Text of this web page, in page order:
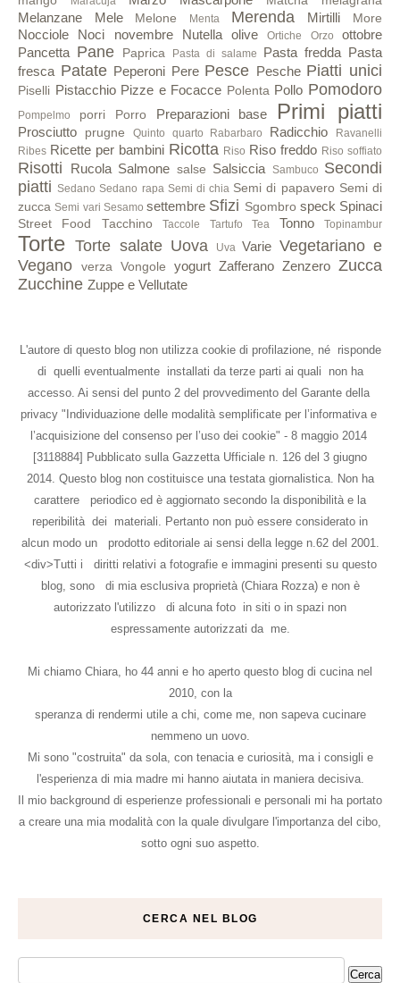
Melanzane Mele Melone Menta Merenda Mirtilli More
Nocciole Noci novembre Nutella olive Ortiche Orzo
ottobre
Pancetta Pane Paprica Pasta di salame Pasta fredda Pasta
fresca Patate Peperoni Pere Pesce Pesche Piatti unici
Piselli Pistacchio Pizze e Focacce Polenta Pollo Pomodoro
Pompelmo porri Porro Preparazioni base Primi piatti
Prosciutto prugne Quinto quarto Rabarbaro Radicchio
Ravanelli
Ribes Ricette per bambini Ricotta Riso Riso freddo Riso soffiato
Risotti Rucola Salmone salse Salsiccia Sambuco Secondi
piatti Sedano Sedano rapa Semi di chia Semi di papavero Semi di
zucca Semi vari Sesamo settembre Sfizi Sgombro speck Spinaci
Street Food Tacchino Taccole Tartufo Tea Tonno Topinambur
Torte Torte salate Uova Uva Varie Vegetariano e
Vegano
verza Vongole yogurt Zafferano Zenzero Zucca
Zucchine Zuppe e Vellutate
L'autore di questo blog non utilizza cookie di profilazione, né risponde
di quelli eventualmente installati da terze parti ai quali non ha
accesso. Ai sensi del punto 2 del provvedimento del Garante della
privacy "Individuazione delle modalità semplificate per l’informativa e
l’acquisizione del consenso per l’uso dei cookie" - 8 maggio 2014
[3118884] Pubblicato sulla Gazzetta Ufficiale n. 126 del 3 giugno
2014. Questo blog non costituisce una testata giornalistica. Non ha
carattere periodico ed è aggiornato secondo la disponibilità e la
reperibilità dei materiali. Pertanto non può essere considerato in
alcun modo un prodotto editoriale ai sensi della legge n.62 del 2001.
<div>Tutti i diritti relativi a fotografie e immagini presenti su questo
blog, sono di mia esclusiva proprietà (Chiara Rozza) e non è
autorizzato l'utilizzo di alcuna foto in siti o in spazi non
espressamente autorizzati da me.
Mi chiamo Chiara, ho 44 anni e ho aperto questo blog di cucina nel
2010, con la
speranza di rendermi utile a chi, come me, non sapeva cucinare
nemmeno un uovo.
Mi sono "costruita" da sola, con tenacia e curiosità, ma i consigli e
l'esperienza di mia madre mi hanno aiutata in maniera decisiva.
Il mio background di esperienze professionali e personali mi ha portato
a creare una mia modalità con la quale divulgare l'importanza del cibo,
sotto ogni suo aspetto.
CERCA NEL BLOG